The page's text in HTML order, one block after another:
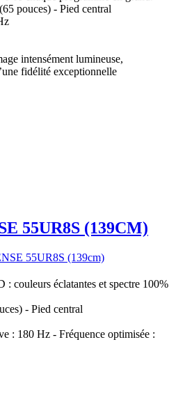
pouces) - Pied central
intensément lumineuse,
fidélité exceptionnelle
55UR8S (139CM)
couleurs éclatantes et spectre 100%
- Pied central
: 180 Hz - Fréquence optimisée :